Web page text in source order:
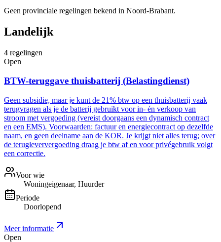
Geen provinciale regelingen bekend in Noord-Brabant.
Landelijk
4 regelingen
Open
BTW-teruggave thuisbatterij (Belastingdienst)
Geen subsidie, maar je kunt de 21% btw op een thuisbatterij vaak
terugvragen als je de batterij gebruikt voor in- én verkoop van
stroom met vergoeding (vereist doorgaans een dynamisch contract
en een EMS). Voorwaarden: factuur en energiecontract op dezelfde
naam, en geen deelname aan de KOR. Je krijgt niet alles terug; over
de terugleververgoeding draag je btw af en voor privégebruik volgt
een correctie.
Voor wie
Woningeigenaar, Huurder
Periode
Doorlopend
Meer informatie
Open